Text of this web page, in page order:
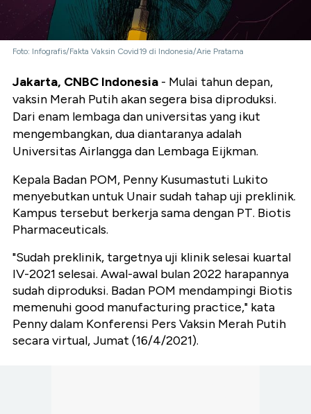
Foto: Infografis/Fakta Vaksin Covid19 di Indonesia/Arie Pratama
Jakarta, CNBC Indonesia - Mulai tahun depan,
vaksin Merah Putih akan segera bisa diproduksi.
Dari enam lembaga dan universitas yang ikut
mengembangkan, dua diantaranya adalah
Universitas Airlangga dan Lembaga Eijkman.
Kepala Badan POM, Penny Kusumastuti Lukito
menyebutkan untuk Unair sudah tahap uji preklinik.
Kampus tersebut berkerja sama dengan PT. Biotis
Pharmaceuticals.
"Sudah preklinik, targetnya uji klinik selesai kuartal
IV-2021 selesai. Awal-awal bulan 2022 harapannya
sudah diproduksi. Badan POM mendampingi Biotis
memenuhi good manufacturing practice," kata
Penny dalam Konferensi Pers Vaksin Merah Putih
secara virtual, Jumat (16/4/2021).